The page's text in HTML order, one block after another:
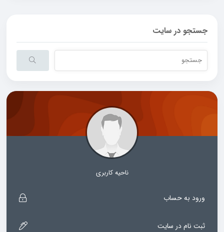
جستجو در سایت
ناحیه کاربری
ورود به حساب
ثبت نام در سایت